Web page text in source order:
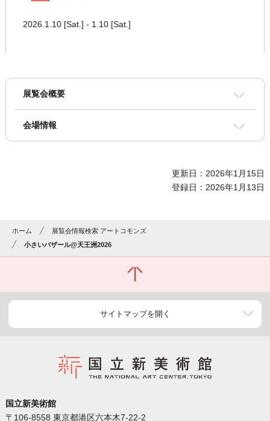
2026.1.10 [Sat.] - 1.10 [Sat.]
展覧会概要
会場情報
更新日：2026年1月15日
登録日：2026年1月13日
ホーム
展覧会情報検索 アートコモンズ
小さいバザール@天王洲2026
サイトマップを開く
国立新美術館
〒106-8558 東京都港区六本木7-22-2